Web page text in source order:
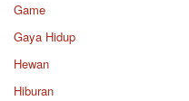
Game
Gaya Hidup
Hewan
Hiburan